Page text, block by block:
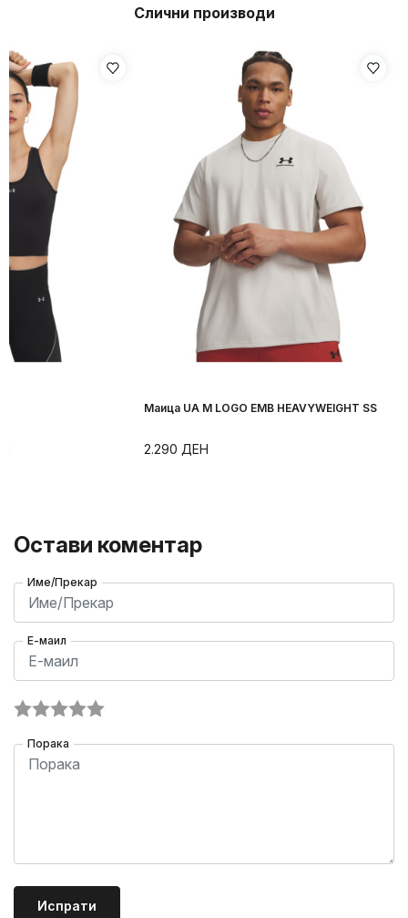
Слични производи
Маица UA M LOGO EMB HEAVYWEIGHT SS
2.290 ДЕН
Остави коментар
Име/Прекар
Е-маил
Порака
Испрати